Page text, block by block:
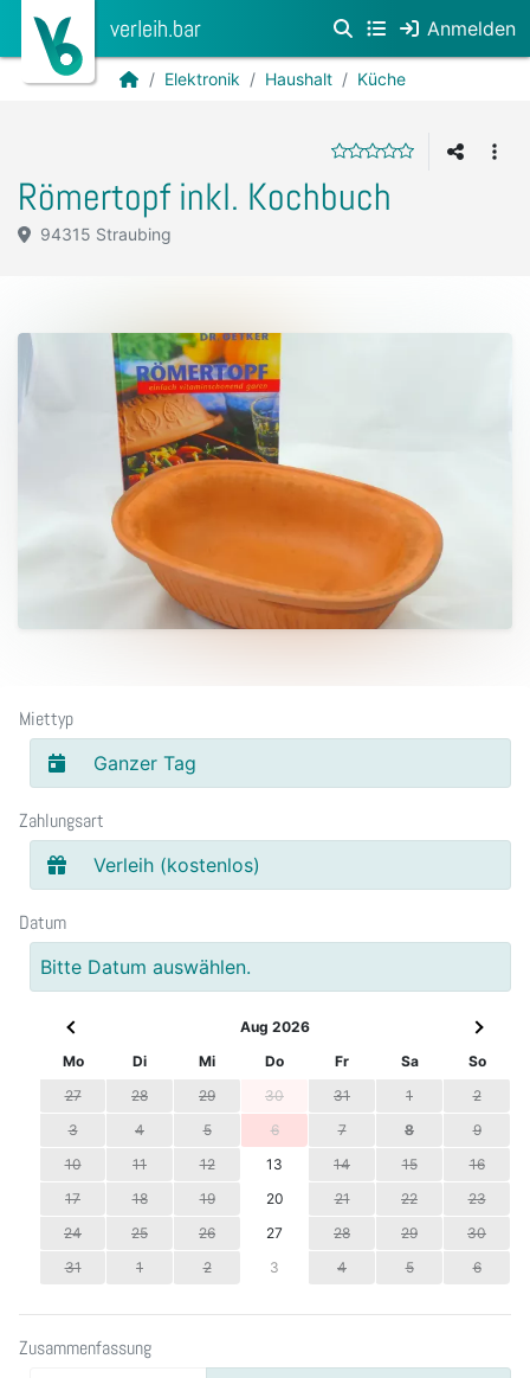
verleih.bar Anmelden
Elektronik Haushalt Küche
Römertopf inkl. Kochbuch
94315 Straubing
Miettyp
Ganzer Tag
Zahlungsart
Verleih (kostenlos)
Datum
Bitte Datum auswählen.
Aug 2026
Mo
Di Mi Do Fr Sa
So
27
28 29 30 31 1
2
3
4 5 6 7 8
9
10
11 12 13 14 15
16
17
18 19 20 21 22
23
24
25 26 27 28 29
30
31
1 2 3 4 5 6
Zusammenfassung